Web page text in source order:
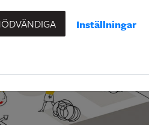
Inställningar